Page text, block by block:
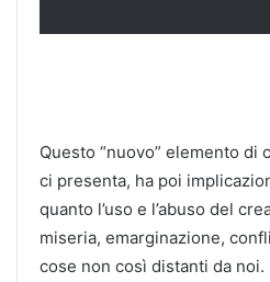
Questo “nuovo” elemento di
ci presenta, ha poi
quanto l’uso e l’abuso del
miseria, emarginazione,
cose non così distanti da noi.